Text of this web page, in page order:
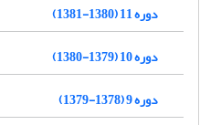
دوره 11 (1380-1381)
دوره 10 (1379-1380)
دوره 9 (1378-1379)